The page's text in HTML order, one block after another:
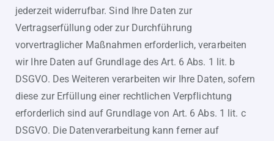
jederzeit widerrufbar. Sind Ihre Daten zur
Vertragserfüllung oder zur Durchführung
vorvertraglicher Maßnahmen erforderlich, verarbeiten
wir Ihre Daten auf Grundlage des Art. 6 Abs. 1 lit. b
DSGVO. Des Weiteren verarbeiten wir Ihre Daten, sofern
diese zur Erfüllung einer rechtlichen Verpflichtung
erforderlich sind auf Grundlage von Art. 6 Abs. 1 lit. c
DSGVO. Die Datenverarbeitung kann ferner auf